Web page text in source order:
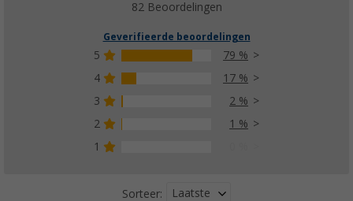
82 Beoordelingen
Geverifieerde beoordelingen
5
79 %
4
17 %
3
2 %
2
1 %
1
Sorteer: Laatste